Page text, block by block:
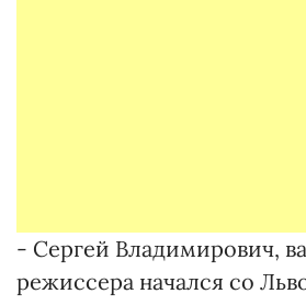
- Сергей Владимирович,
режиссера начался со